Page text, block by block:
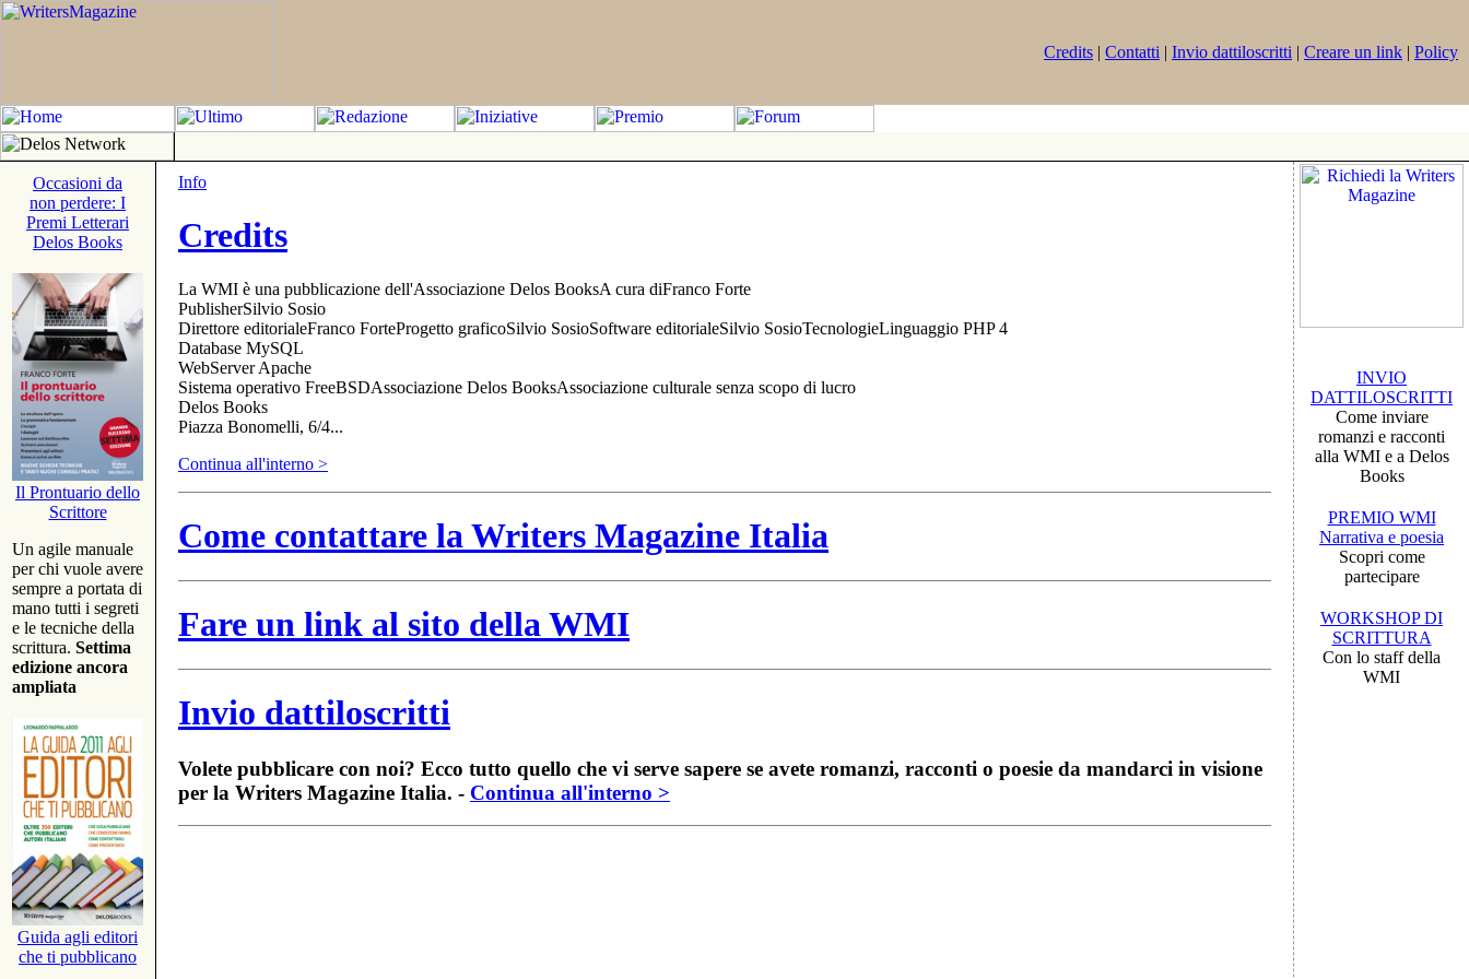
Credits | Contatti | Invio dattiloscritti | Creare un link | Policy
Occasioni da
non perdere: I
Premi Letterari
Delos Books
Il Prontuario dello
Scrittore
Un agile manuale
per chi vuole avere
sempre a portata di
mano tutti i segreti
e le tecniche della
scrittura. Settima
edizione ancora
ampliata
Guida agli editori
che ti pubblicano
Info
Credits
La WMI è una pubblicazione dell'Associazione Delos BooksA cura diFranco Forte
PublisherSilvio Sosio
Direttore editorialeFranco ForteProgetto graficoSilvio SosioSoftware editorialeSilvio SosioTecnologieLinguaggio PHP 4
Database MySQL
WebServer Apache
Sistema operativo FreeBSDAssociazione Delos BooksAssociazione culturale senza scopo di lucro
Delos Books
Piazza Bonomelli, 6/4...
Continua all'interno >
Come contattare la Writers Magazine Italia
Fare un link al sito della WMI
Invio dattiloscritti
Volete pubblicare con noi? Ecco tutto quello che vi serve sapere se avete romanzi, racconti o poesie da mandarci in visione
per la Writers Magazine Italia. - Continua all'interno >
INVIO
DATTILOSCRITTI
Come inviare
romanzi e racconti
alla WMI e a Delos
Books
PREMIO WMI
Narrativa e poesia
Scopri come
partecipare
WORKSHOP DI
SCRITTURA
Con lo staff della
WMI